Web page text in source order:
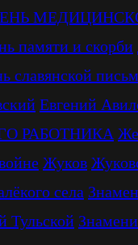
памяти и скорби
славянской
Евгений
РАБОТНИКА
Жуков
села
Тульской